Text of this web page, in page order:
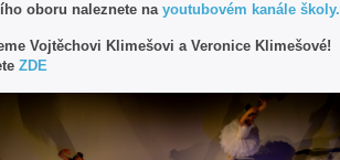
oboru naleznete na youtubovém kanále školy.
Vojtěchovi Klimešovi a Veronice Klimešové!
ZDE